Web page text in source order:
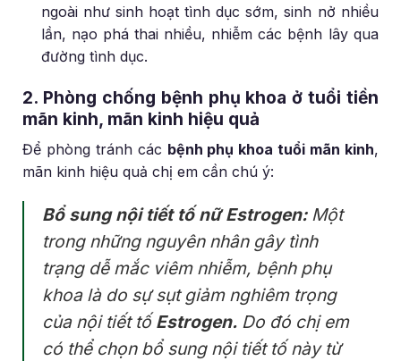
ngoài như sinh hoạt tình dục sớm, sinh nở nhiều
lần, nạo phá thai nhiều, nhiễm các bệnh lây qua
đường tình dục.
2. Phòng chống bệnh phụ khoa ở tuổi tiền
mãn kinh, mãn kinh hiệu quả
Để phòng tránh các bệnh phụ khoa tuổi mãn kinh,
mãn kinh hiệu quả chị em cần chú ý:
Bổ sung nội tiết tố nữ Estrogen:Một
trong những nguyên nhân gây tình
trạng dễ mắc viêm nhiễm, bệnh phụ
khoa là do sự sụt giảm nghiêm trọng
của nội tiết tố Estrogen.Do đó chị em
có thể chọn bổ sung nội tiết tố này từ